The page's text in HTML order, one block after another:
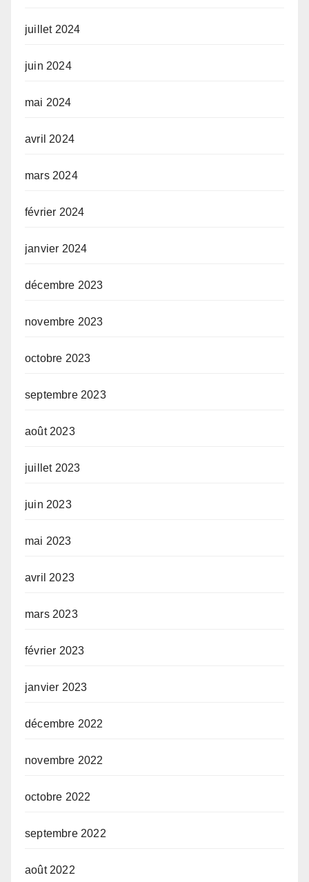
juillet 2024
juin 2024
mai 2024
avril 2024
mars 2024
février 2024
janvier 2024
décembre 2023
novembre 2023
octobre 2023
septembre 2023
août 2023
juillet 2023
juin 2023
mai 2023
avril 2023
mars 2023
février 2023
janvier 2023
décembre 2022
novembre 2022
octobre 2022
septembre 2022
août 2022